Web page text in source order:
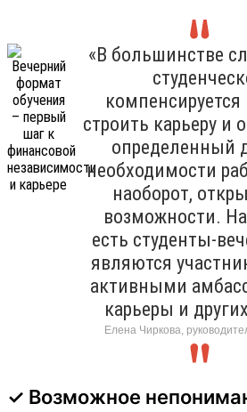
«В большинстве
строить карьеру и
определенный
необходимости
наоборот,
возможности.
есть студенты-
являются
активными
карьеры и
Елена Чиркова,
✓ Возможное